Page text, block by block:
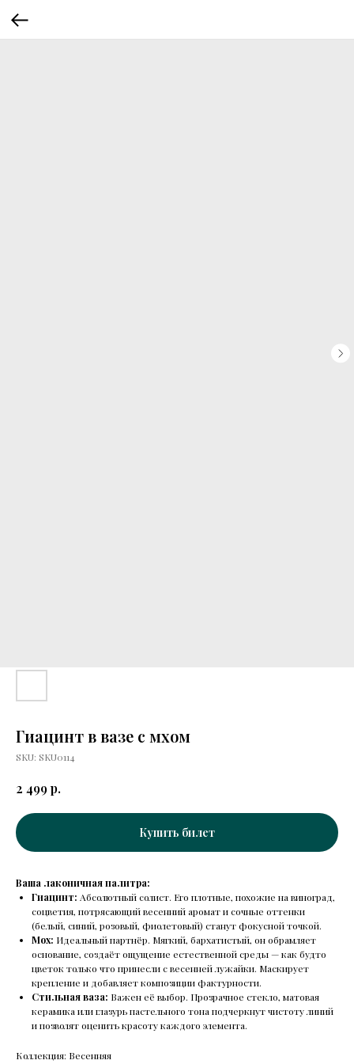
Гиацинт в вазе с мхом
SKU: SKU0114
2 499р.
Купить билет
Ваша лаконичная палитра:
Гиацинт: Абсолютный солист. Его плотные, похожие на виноград,
соцветия, потрясающий весенний аромат и сочные оттенки
(белый, синий, розовый, фиолетовый) станут фокусной точкой.
Мох: Идеальный партнёр. Мягкий, бархатистый, он обрамляет
основание, создаёт ощущение естественной среды — как будто
цветок только что принесли с весенней лужайки. Маскирует
крепление и добавляет композиции фактурности.
Стильная ваза: Важен её выбор. Прозрачное стекло, матовая
керамика или глазурь пастельного тона подчеркнут чистоту линий
и позволят оценить красоту каждого элемента.
Коллекция: Весенняя